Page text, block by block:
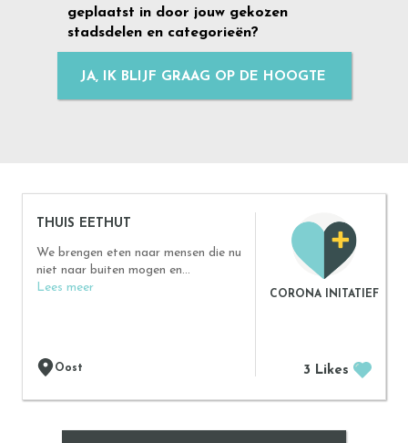
geplaatst in door jouw gekozen
stadsdelen en categorieën?
JA, IK BLIJF GRAAG OP DE HOOGTE
THUIS EETHUT
We brengen eten naar mensen die nu
niet naar buiten mogen en...
Lees meer
Oost
CORONA INITATIEF
3 Likes